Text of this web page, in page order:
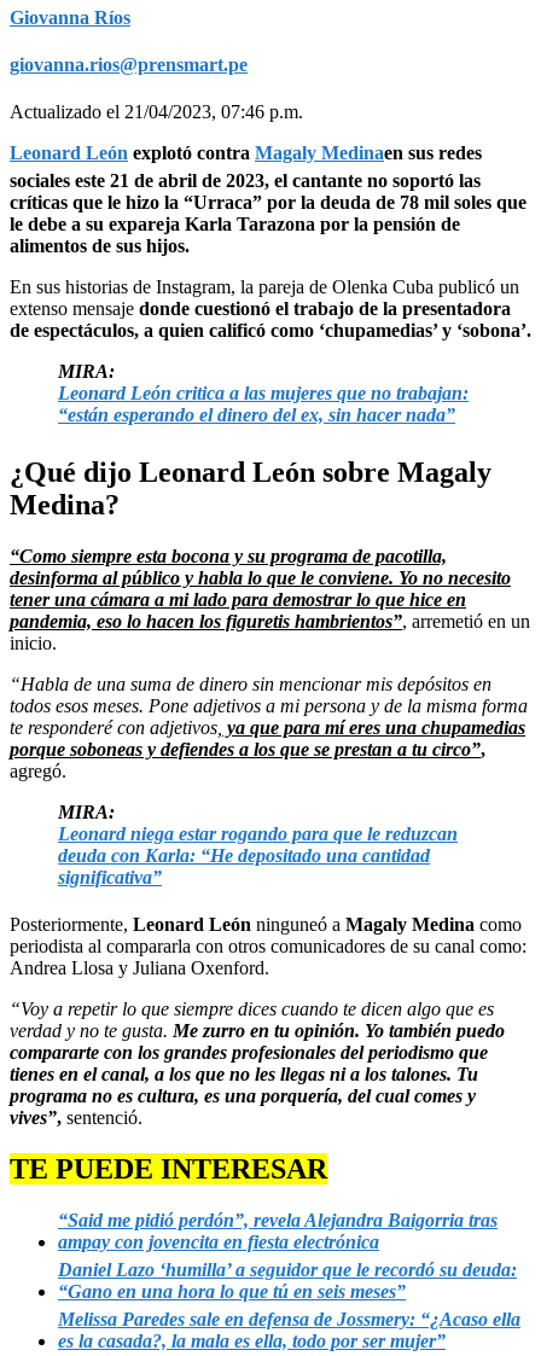
Giovanna Ríos
giovanna.rios@prensmart.pe
Actualizado el 21/04/2023, 07:46 p.m.
Leonard León explotó contra Magaly Medinaen sus redes
sociales este 21 de abril de 2023, el cantante no soportó las
críticas que le hizo la “Urraca” por la deuda de 78 mil soles que
le debe a su expareja Karla Tarazona por la pensión de
alimentos de sus hijos.
En sus historias de Instagram, la pareja de Olenka Cuba publicó un
extenso mensaje donde cuestionó el trabajo de la presentadora
de espectáculos, a quien calificó como ‘chupamedias’ y ‘sobona’.
MIRA:
Leonard León critica a las mujeres que no trabajan:
“están esperando el dinero del ex, sin hacer nada”
¿Qué dijo Leonard León sobre Magaly
Medina?
“Como siempre esta bocona y su programa de pacotilla,
desinforma al público y habla lo que le conviene. Yo no necesito
tener una cámara a mi lado para demostrar lo que hice en
pandemia, eso lo hacen los figuretis hambrientos”, arremetió en un
inicio.
“Habla de una suma de dinero sin mencionar mis depósitos en
todos esos meses. Pone adjetivos a mi persona y de la misma forma
te responderé con adjetivos, ya que para mí eres una chupamedias
porque soboneas y defiendes a los que se prestan a tu circo”,
agregó.
MIRA:
Leonard niega estar rogando para que le reduzcan
deuda con Karla: “He depositado una cantidad
significativa”
Posteriormente, Leonard León ninguneó a Magaly Medina como
periodista al compararla con otros comunicadores de su canal como:
Andrea Llosa y Juliana Oxenford.
“Voy a repetir lo que siempre dices cuando te dicen algo que es
verdad y no te gusta. Me zurro en tu opinión. Yo también puedo
compararte con los grandes profesionales del periodismo que
tienes en el canal, a los que no les llegas ni a los talones. Tu
programa no es cultura, es una porquería, del cual comes y
vives”, sentenció.
TE PUEDE INTERESAR
“Said me pidió perdón”, revela Alejandra Baigorria tras
ampay con jovencita en fiesta electrónica
Daniel Lazo ‘humilla’ a seguidor que le recordó su deuda:
“Gano en una hora lo que tú en seis meses”
Melissa Paredes sale en defensa de Jossmery: “¿Acaso ella
es la casada?, la mala es ella, todo por ser mujer”